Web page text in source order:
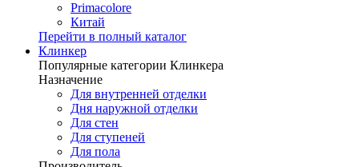
Primacolore
Китай
Перейти в полный каталог
Клинкер
Популярные категории Клинкера
Назначение
Для внутренней отделки
Дня наружной отделки
Для стен
Для ступеней
Для пола